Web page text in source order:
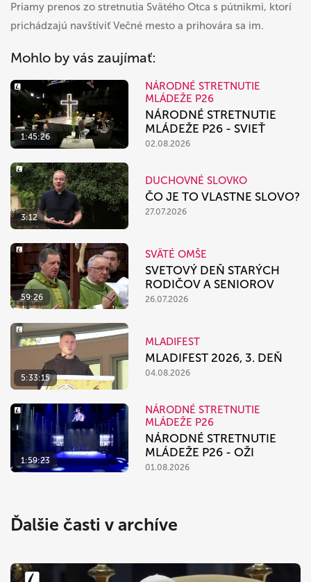
Priamy prenos zo stretnutia Svätého Otca s pútnikmi, ktorí
prichádzajú navštíviť Večné mesto a prihovára sa im.
Mohlo by vás zaujímať:
1:45:26
NÁRODNÉ STRETNUTIE
MLÁDEŽE P26
NÁRODNÉ STRETNUTIE
MLÁDEŽE P26 - SVIEŤ
02.08.2026
3:12
DUCHOVNÉ SLOVKO
ČO JE TO VLASTNE SLOVO?
27.07.2026
59:26
SVÄTÉ OMŠE
SVETOVÝ DEŇ STARÝCH
RODIČOV A SENIOROV
26.07.2026
5:33:15
MLADIFEST
MLADIFEST 2026, 3. DEŇ
04.08.2026
1:59:23
NÁRODNÉ STRETNUTIE
MLÁDEŽE P26
NÁRODNÉ STRETNUTIE
MLÁDEŽE P26 - OŽI
01.08.2026
Ďalšie časti v archíve